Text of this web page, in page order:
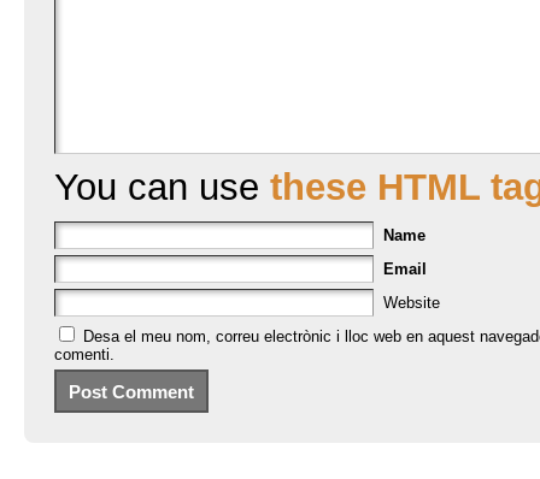
You can use these HTML
Name
Email
Website
Desa el meu nom, correu electrònic i lloc web en aquest
comenti.